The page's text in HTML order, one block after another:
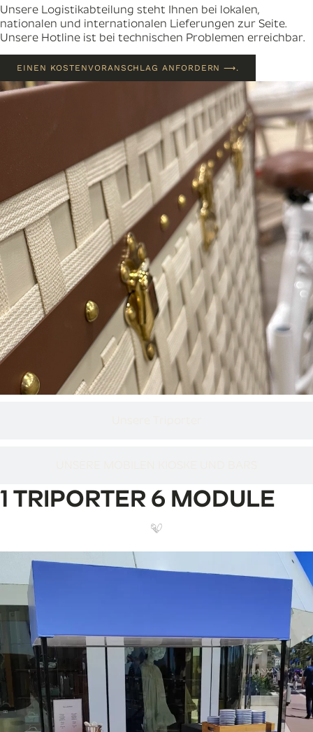
Unsere Logistikabteilung steht Ihnen bei lokalen,
nationalen und internationalen Lieferungen zur Seite.
Unsere Hotline ist bei technischen Problemen erreichbar.
EINEN KOSTENVORANSCHLAG ANFORDERN ⟶.
1 TRIPORTER 6 MODULE